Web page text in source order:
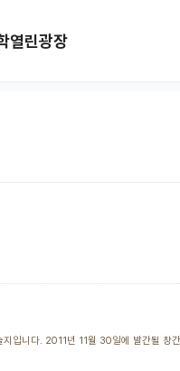
열린광장
입니다. 2011년 11월 30일에 발간될 창